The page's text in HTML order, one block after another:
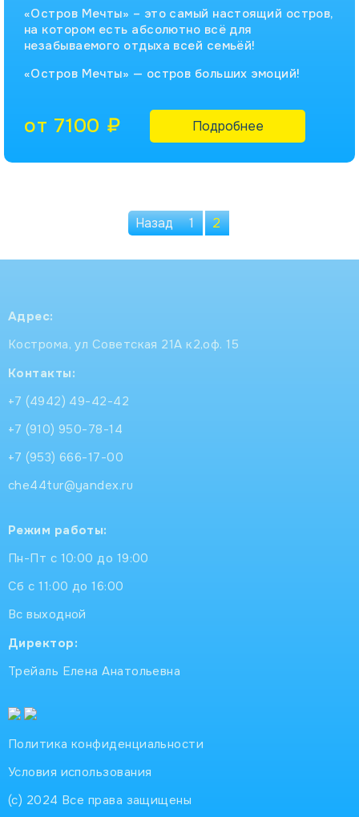
«Остров Мечты» – это самый настоящий остров,
на котором есть абсолютно всё для
незабываемого отдыха всей семьёй!
«Остров Мечты» — остров больших эмоций!
от 7100 ₽ Подробнее
Назад 1 2
Адрес:
Кострома, ул Советская 21А к2,оф. 15
Контакты:
+7 (4942) 49-42-42
+7 (910) 950-78-14
+7 (953) 666-17-00
che44tur@yandex.ru
Режим работы:
Пн-Пт с 10:00 до 19:00
Сб с 11:00 до 16:00
Вс выходной
Директор:
Трейаль Елена Анатольевна
Политика конфиденциальности
Условия использования
(с) 2024 Все права защищены